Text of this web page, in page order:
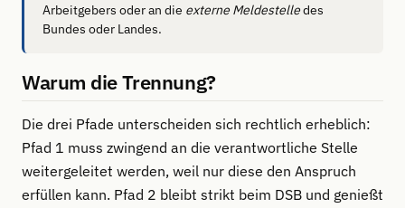
Arbeitgebers oder an die externe Meldestelledes
Bundes oder Landes.
Warum die Trennung?
Die drei Pfade unterscheiden sich rechtlich erheblich:
Pfad 1 muss zwingend an die verantwortliche Stelle
weitergeleitet werden, weil nur diese den Anspruch
erfüllen kann. Pfad 2 bleibt strikt beim DSB und genießt